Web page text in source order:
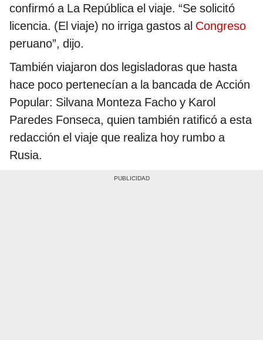
confirmó a La República el viaje. “Se solicitó
licencia. (El viaje) no irriga gastos al Congreso
peruano”, dijo.
También viajaron dos legisladoras que hasta
hace poco pertenecían a la bancada de Acción
Popular: Silvana Monteza Facho y Karol
Paredes Fonseca, quien también ratificó a esta
redacción el viaje que realiza hoy rumbo a
Rusia.